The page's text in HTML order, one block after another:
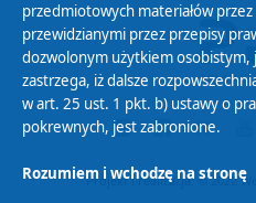
Projekt i realizacja: © 2022
przedmiotowych materiałów
przewidzianymi przez przepisy
dozwolonym użytkiem osobistym,
zastrzega, iż dalsze
w art. 25 ust. 1 pkt. b) ustawy o
pokrewnych, jest zabronione.
Rozumiem i wchodzę na stronę